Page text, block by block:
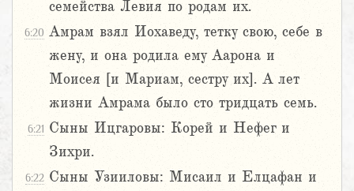
семейства Левия по родам их.
6:20 Амрам взял Иохаведу, тетку свою, себе в
жену, и она родила ему Аарона и
Моисея [и Мариам, сестру их]. А лет
жизни Амрама было сто тридцать семь.
6:21 Сыны Ицгаровы: Корей и Нефег и
Зихри.
6:22 Сыны Узииловы: Мисаил и Елцафан и